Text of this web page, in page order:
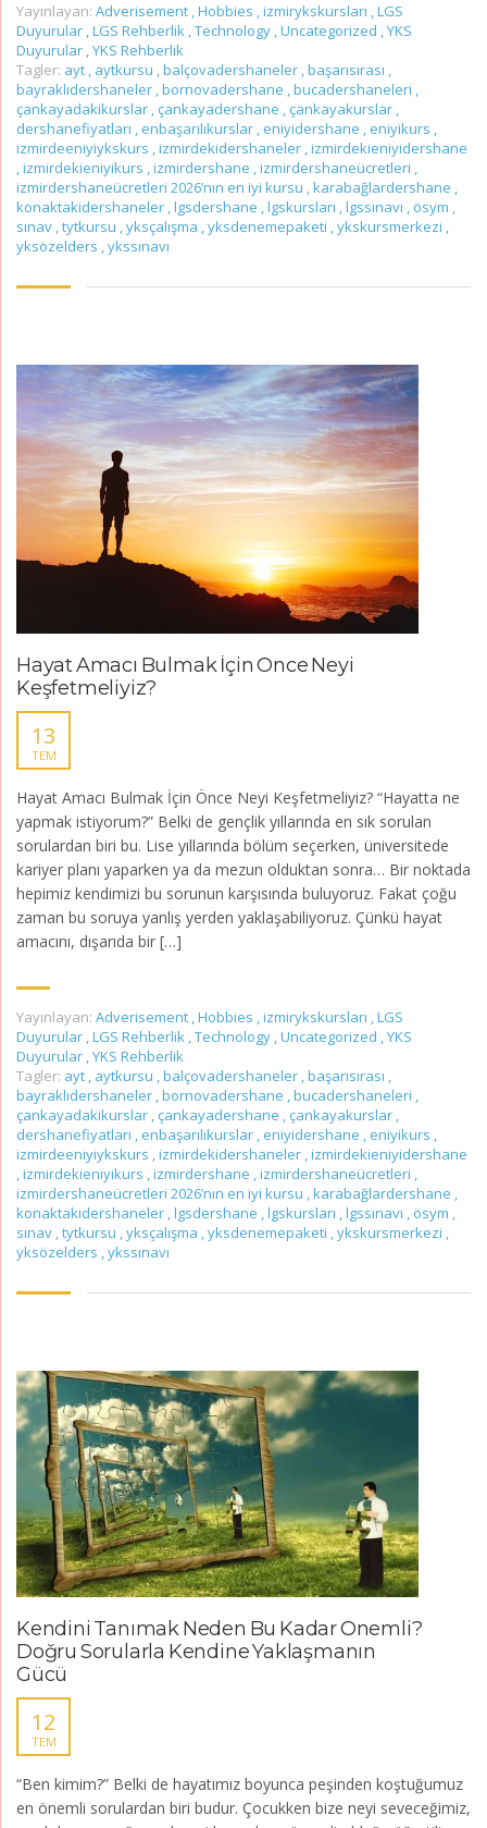
Yayınlayan: Adverisement ,Hobbies ,izmirykskursları ,LGS
Duyurular ,LGS Rehberlik ,Technology ,Uncategorized ,YKS
Duyurular ,YKS Rehberlik
Tagler: ayt , aytkursu ,balçovadershaneler ,başarısırası ,
bayraklıdershaneler ,bornovadershane ,bucadershaneleri ,
çankayadakikurslar , çankayadershane , çankayakurslar ,
dershanefiyatları , enbaşarılıkurslar , eniyidershane , eniyikurs ,
izmirdeeniyiykskurs ,izmirdekidershaneler ,izmirdekieniyidershane
,izmirdekieniyikurs ,izmirdershane ,izmirdershaneücretleri ,
izmirdershaneücretleri 2026’nın en iyi kursu ,karabağlardershane ,
konaktakidershaneler ,lgsdershane ,lgskursları ,lgssınavı , ösym ,
sınav ,tytkursu ,yksçalışma ,yksdenemepaketi ,ykskursmerkezi ,
yksözelders ,ykssınavı
Hayat Amacı Bulmak İçin Önce Neyi
Keşfetmeliyiz?
13
TEM
Hayat Amacı Bulmak İçin Önce Neyi Keşfetmeliyiz? “Hayatta ne
yapmak istiyorum?” Belki de gençlik yıllarında en sık sorulan
sorulardan biri bu. Lise yıllarında bölüm seçerken, üniversitede
kariyer planı yaparken ya da mezun olduktan sonra… Bir noktada
hepimiz kendimizi bu sorunun karşısında buluyoruz. Fakat çoğu
zaman bu soruya yanlış yerden yaklaşabiliyoruz. Çünkü hayat
amacını, dışarıda bir […]
Yayınlayan: Adverisement ,Hobbies ,izmirykskursları ,LGS
Duyurular ,LGS Rehberlik ,Technology ,Uncategorized ,YKS
Duyurular ,YKS Rehberlik
Tagler: ayt , aytkursu ,balçovadershaneler ,başarısırası ,
bayraklıdershaneler ,bornovadershane ,bucadershaneleri ,
çankayadakikurslar , çankayadershane , çankayakurslar ,
dershanefiyatları , enbaşarılıkurslar , eniyidershane , eniyikurs ,
izmirdeeniyiykskurs ,izmirdekidershaneler ,izmirdekieniyidershane
,izmirdekieniyikurs ,izmirdershane ,izmirdershaneücretleri ,
izmirdershaneücretleri 2026’nın en iyi kursu ,karabağlardershane ,
konaktakidershaneler ,lgsdershane ,lgskursları ,lgssınavı , ösym ,
sınav ,tytkursu ,yksçalışma ,yksdenemepaketi ,ykskursmerkezi ,
yksözelders ,ykssınavı
Kendini Tanımak Neden Bu Kadar Önemli?
Doğru Sorularla Kendine Yaklaşmanın
Gücü
12
TEM
“Ben kimim?” Belki de hayatımız boyunca peşinden koştuğumuz
en önemli sorulardan biri budur. Çocukken bize neyi seveceğimiz,